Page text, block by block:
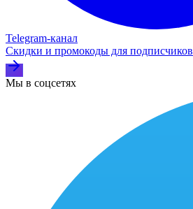
Telegram‑канал
Скидки и промокоды для подписчиков
Мы в соцсетях